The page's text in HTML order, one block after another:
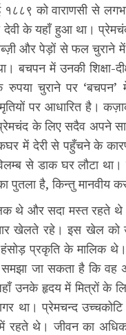
को वाराणसी से
के यहाँ हुआ था।
और पेड़ों से फल चुराने में
में उनकी शिक्षा-
चुराने पर ‘बचपन’
पर आधारित है।
के लिए सदैव अपने
में देरी से पहुँचने के
से डाक घर लौटा था।
पुतला है, किन्तु मानवीय
थे और सदा मस्त रहते
खेलते रहे। इस खेल को
प्रकृति के मालिक
जा सकता है कि वह
उनके हृदय में मित्रों के
था। प्रेमचन्द
रहते थे। जीवन का